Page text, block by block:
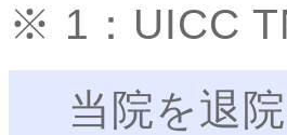
※ 1：UICC
当院を退院